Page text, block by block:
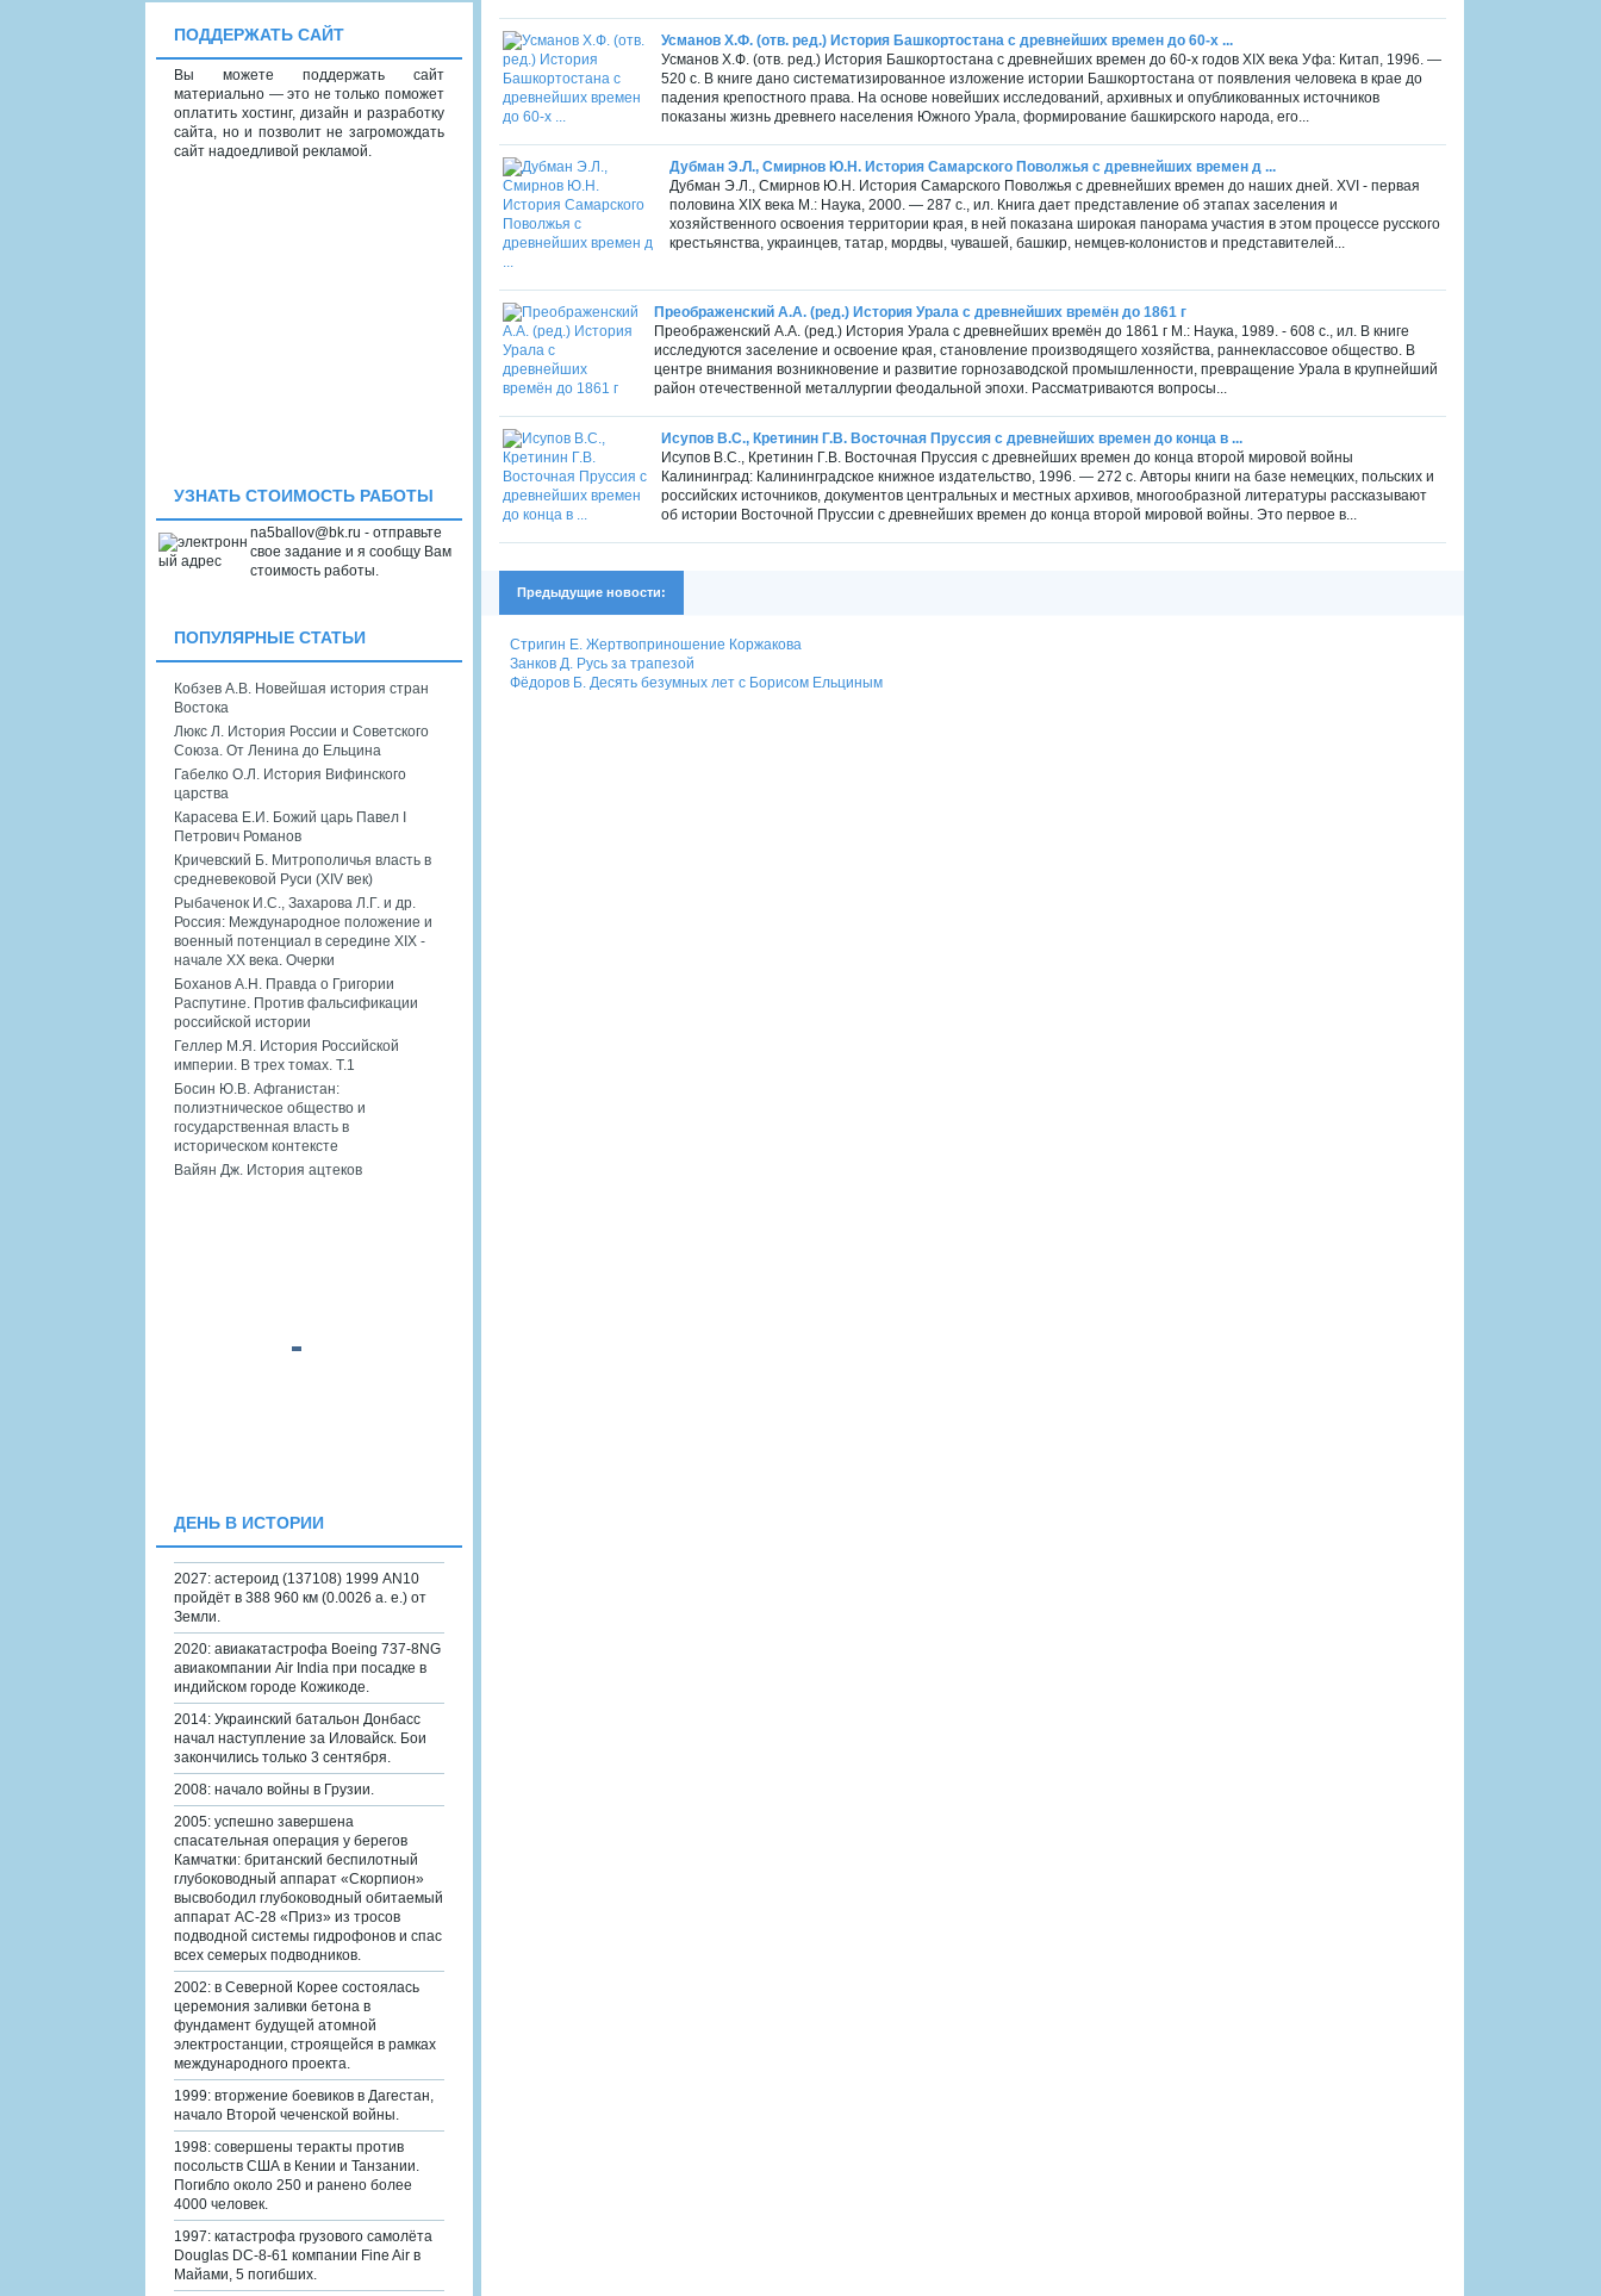
Усманов Х.Ф. (отв. ред.) История Башкортостана с древнейших времен до 60-х ...
Усманов Х.Ф. (отв. ред.) История Башкортостана с древнейших времен до 60-х годов XIX века Уфа: Китап, 1996. —
520 с. В книге дано систематизированное изложение истории Башкортостана от появления человека в крае до
падения крепостного права. На основе новейших исследований, архивных и опубликованных источников
показаны жизнь древнего населения Южного Урала, формирование башкирского народа, его...
Дубман Э.Л., Смирнов Ю.Н. История Самарского Поволжья с древнейших времен д ...
Дубман Э.Л., Смирнов Ю.Н. История Самарского Поволжья с древнейших времен до наших дней. XVI - первая
половина XIX века М.: Наука, 2000. — 287 с., ил. Книга дает представление об этапах заселения и
хозяйственного освоения территории края, в ней показана широкая панорама участия в этом процессе русского
крестьянства, украинцев, татар, мордвы, чувашей, башкир, немцев-колонистов и представителей...
Преображенский А.А. (ред.) История Урала с древнейших времён до 1861 г
Преображенский А.А. (ред.) История Урала с древнейших времён до 1861 г М.: Наука, 1989. - 608 с., ил. В книге
исследуются заселение и освоение края, становление производящего хозяйства, раннеклассовое общество. В
центре внимания возникновение и развитие горнозаводской промышленности, превращение Урала в крупнейший
район отечественной металлургии феодальной эпохи. Рассматриваются вопросы...
Исупов В.С., Кретинин Г.В. Восточная Пруссия с древнейших времен до конца в ...
Исупов В.С., Кретинин Г.В. Восточная Пруссия с древнейших времен до конца второй мировой войны
Калининград: Калининградское книжное издательство, 1996. — 272 с. Авторы книги на базе немецких, польских и
российских источников, документов центральных и местных архивов, многообразной литературы рассказывают
об истории Восточной Пруссии с древнейших времен до конца второй мировой войны. Это первое в...
Предыдущие новости:
Стригин Е. Жертвоприношение Коржакова
Занков Д. Русь за трапезой
Фёдоров Б. Десять безумных лет с Борисом Ельциным
ПОДДЕРЖАТЬ САЙТ
Вы можете поддержать сайт
материально — это не только поможет
оплатить хостинг, дизайн и разработку
сайта, но и позволит не загромождать
сайт надоедливой рекламой.
УЗНАТЬ СТОИМОСТЬ РАБОТЫ
na5ballov@bk.ru - отправьте
свое задание и я сообщу Вам
стоимость работы.
ПОПУЛЯРНЫЕ СТАТЬИ
Кобзев А.В. Новейшая история стран
Востока
Люкс Л. История России и Советского
Союза. От Ленина до Ельцина
Габелко О.Л. История Вифинского
царства
Карасева Е.И. Божий царь Павел I
Петрович Романов
Кричевский Б. Митрополичья власть в
средневековой Руси (XIV век)
Рыбаченок И.С., Захарова Л.Г. и др.
Россия: Международное положение и
военный потенциал в середине XIX -
начале XX века. Очерки
Боханов А.Н. Правда о Григории
Распутине. Против фальсификации
российской истории
Геллер М.Я. История Российской
империи. В трех томах. Т.1
Босин Ю.В. Афганистан:
полиэтническое общество и
государственная власть в
историческом контексте
Вайян Дж. История ацтеков
ДЕНЬ В ИСТОРИИ
2027: астероид (137108) 1999 AN10
пройдёт в 388 960 км (0.0026 а. е.) от
Земли.
2020: авиакатастрофа Boeing 737-8NG
авиакомпании Air India при посадке в
индийском городе Кожикоде.
2014: Украинский батальон Донбасс
начал наступление за Иловайск. Бои
закончились только 3 сентября.
2008: начало войны в Грузии.
2005: успешно завершена
спасательная операция у берегов
Камчатки: британский беспилотный
глубоководный аппарат «Скорпион»
высвободил глубоководный обитаемый
аппарат АС-28 «Приз» из тросов
подводной системы гидрофонов и спас
всех семерых подводников.
2002: в Северной Корее состоялась
церемония заливки бетона в
фундамент будущей атомной
электростанции, строящейся в рамках
международного проекта.
1999: вторжение боевиков в Дагестан,
начало Второй чеченской войны.
1998: совершены теракты против
посольств США в Кении и Танзании.
Погибло около 250 и ранено более
4000 человек.
1997: катастрофа грузового самолёта
Douglas DC-8-61 компании Fine Air в
Майами, 5 погибших.